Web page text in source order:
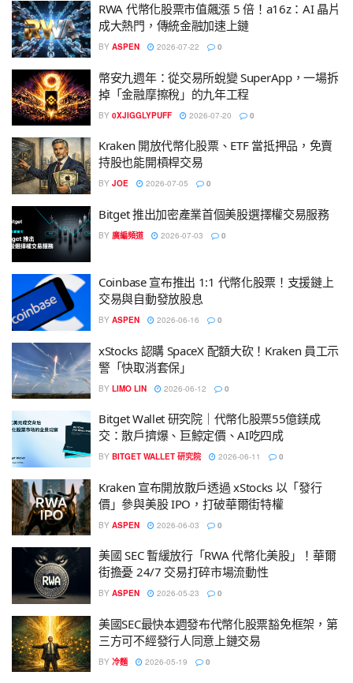
RWA 代幣化股票市值飆漲 5 倍！a16z：AI 晶片
成大熱門，傳統金融加速上鏈
BY ASPEN 2026-07-22 0
幣安九週年：從交易所蛻變 SuperApp，一場拆
掉「金融摩擦稅」的九年工程
BY 0XJIGGLYPUFF 2026-07-20 0
Kraken 開放代幣化股票、ETF 當抵押品，免賣
持股也能開槓桿交易
BY JOE 2026-07-05 0
Bitget 推出加密產業首個美股選擇權交易服務
BY 廣編頻道 2026-07-03 0
Coinbase 宣布推出 1:1 代幣化股票！支援鏈上
交易與自動發放股息
BY ASPEN 2026-06-16 0
xStocks 認購 SpaceX 配額大砍！Kraken 員工示
警「快取消套保」
BY LIMO LIN 2026-06-12 0
Bitget Wallet 研究院｜代幣化股票55億鎂成
交：散戶擠爆、巨鯨定價、AI吃四成
BY BITGET WALLET 研究院 2026-06-11 0
Kraken 宣布開放散戶透過 xStocks 以「發行
價」參與美股 IPO，打破華爾街特權
BY ASPEN 2026-06-03 0
美國 SEC 暫緩放行「RWA 代幣化美股」！華爾
街擔憂 24/7 交易打碎市場流動性
BY ASPEN 2026-05-23 0
美國SEC最快本週發布代幣化股票豁免框架，第
三方可不經發行人同意上鏈交易
BY 冷麵 2026-05-19 0